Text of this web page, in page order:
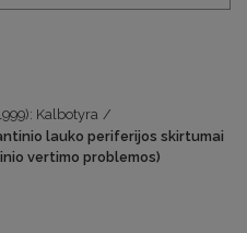
Kalbotyra /
lauko periferijos skirtumai
vertimo problemos)